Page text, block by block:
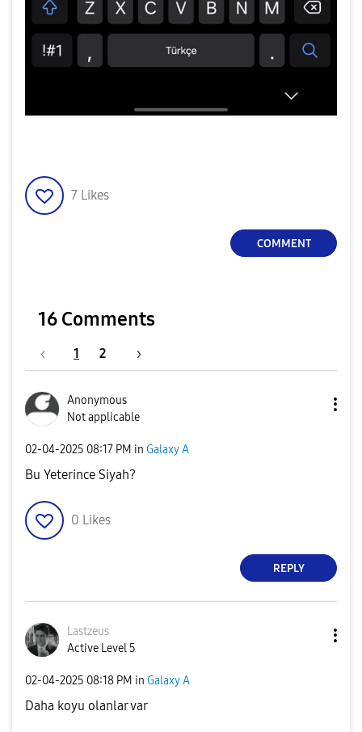
7 Likes
COMMENT
16 Comments
1 2
Anonymous
Not applicable
‎02-04-2025 08:17 PM in Galaxy A
Bu Yeterince Siyah?
0 Likes
REPLY
Lastzeus
Active Level 5
‎02-04-2025 08:18 PM in Galaxy A
Daha koyu olanlar var